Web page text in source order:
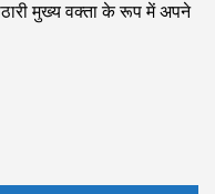
मुख्य वक्ता के रूप में अपने